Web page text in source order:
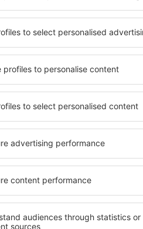
Žádný návštěvník
na vysoké úrovni a
místa s poklidnou
Martinez na vás čeká
Stačí zvolit polohu a
způsob platby a
Hotely Case Martinez se
atrakcí, tak i v
na delší pobyt ale i
pro vás a začněte se